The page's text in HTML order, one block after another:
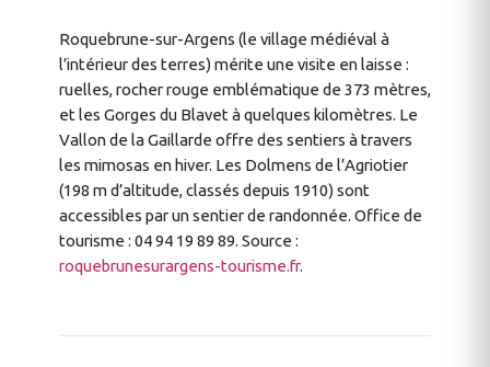
Roquebrune-sur-Argens (le village médiéval à
l’intérieur des terres) mérite une visite en laisse :
ruelles, rocher rouge emblématique de 373 mètres,
et les Gorges du Blavet à quelques kilomètres. Le
Vallon de la Gaillarde offre des sentiers à travers
les mimosas en hiver. Les Dolmens de l’Agriotier
(198 m d’altitude, classés depuis 1910) sont
accessibles par un sentier de randonnée. Office de
tourisme : 04 94 19 89 89. Source :
roquebrunesurargens-tourisme.fr.